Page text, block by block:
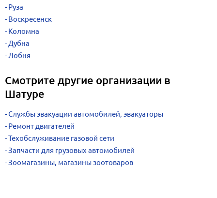
Руза
Воскресенск
Коломна
Дубна
Лобня
Смотрите другие организации в
Шатуре
Службы эвакуации автомобилей, эвакуаторы
Ремонт двигателей
Техобслуживание газовой сети
Запчасти для грузовых автомобилей
Зоомагазины, магазины зоотоваров